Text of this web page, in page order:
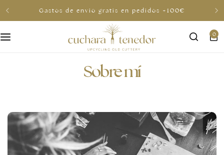
Anillo Kundala de regalo en pedidos +120€
0
Sobre mí
Por menos de 30€
Tarjetas regalo